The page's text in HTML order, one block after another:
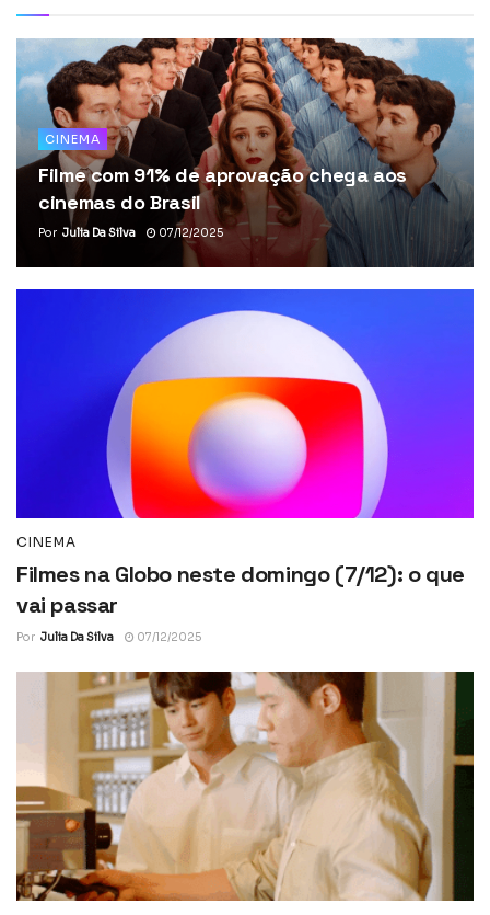
CINEMA
Filme com 91% de aprovação chega aos
cinemas do Brasil
Por Julia Da Silva 07/12/2025
CINEMA
Filmes na Globo neste domingo (7/12): o que
vai passar
Por Julia Da Silva 07/12/2025